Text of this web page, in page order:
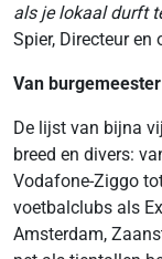
als je lokaal durft
Spier, Directeur en
Van
De lijst van bijna
breed en divers:
Vodafone-Ziggo
voetbalclubs als
Amsterdam,